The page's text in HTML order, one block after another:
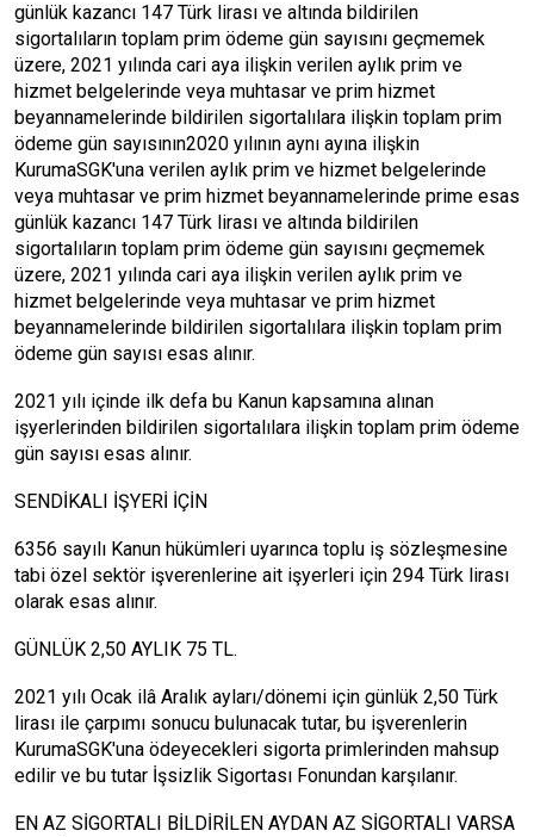
günlük kazancı 147 Türk lirası ve altında bildirilen
sigortalıların toplam prim ödeme gün sayısını geçmemek
üzere, 2021 yılında cari aya ilişkin verilen aylık prim ve
hizmet belgelerinde veya muhtasar ve prim hizmet
beyannamelerinde bildirilen sigortalılara ilişkin toplam prim
ödeme gün sayısının2020 yılının aynı ayına ilişkin
KurumaSGK'una verilen aylık prim ve hizmet belgelerinde
veya muhtasar ve prim hizmet beyannamelerinde prime esas
günlük kazancı 147 Türk lirası ve altında bildirilen
sigortalıların toplam prim ödeme gün sayısını geçmemek
üzere, 2021 yılında cari aya ilişkin verilen aylık prim ve
hizmet belgelerinde veya muhtasar ve prim hizmet
beyannamelerinde bildirilen sigortalılara ilişkin toplam prim
ödeme gün sayısı esas alınır.
2021 yılı içinde ilk defa bu Kanun kapsamına alınan
işyerlerinden bildirilen sigortalılara ilişkin toplam prim ödeme
gün sayısı esas alınır.
SENDİKALI İŞYERİ İÇİN
6356 sayılı Kanun hükümleri uyarınca toplu iş sözleşmesine
tabi özel sektör işverenlerine ait işyerleri için 294 Türk lirası
olarak esas alınır.
GÜNLÜK 2,50 AYLIK 75 TL.
2021 yılı Ocak ilâ Aralık ayları/dönemi için günlük 2,50 Türk
lirası ile çarpımı sonucu bulunacak tutar, bu işverenlerin
KurumaSGK'una ödeyecekleri sigorta primlerinden mahsup
edilir ve bu tutar İşsizlik Sigortası Fonundan karşılanır.
EN AZ SİGORTALI BİLDİRİLEN AYDAN AZ SİGORTALI VARSA